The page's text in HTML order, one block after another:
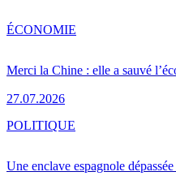
Merci la Chine : elle a sauvé
27.07.2026
ÉCONOMIE
Une enclave espagnole
POLITIQUE